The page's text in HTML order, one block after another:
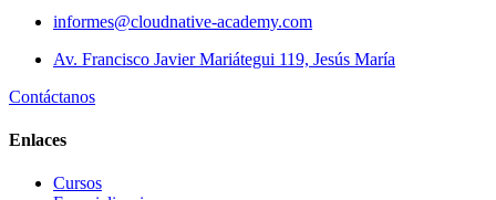
informes@cloudnative-academy.com
Av. Francisco Javier Mariátegui 119, Jesús María
Contáctanos
Enlaces
Cursos